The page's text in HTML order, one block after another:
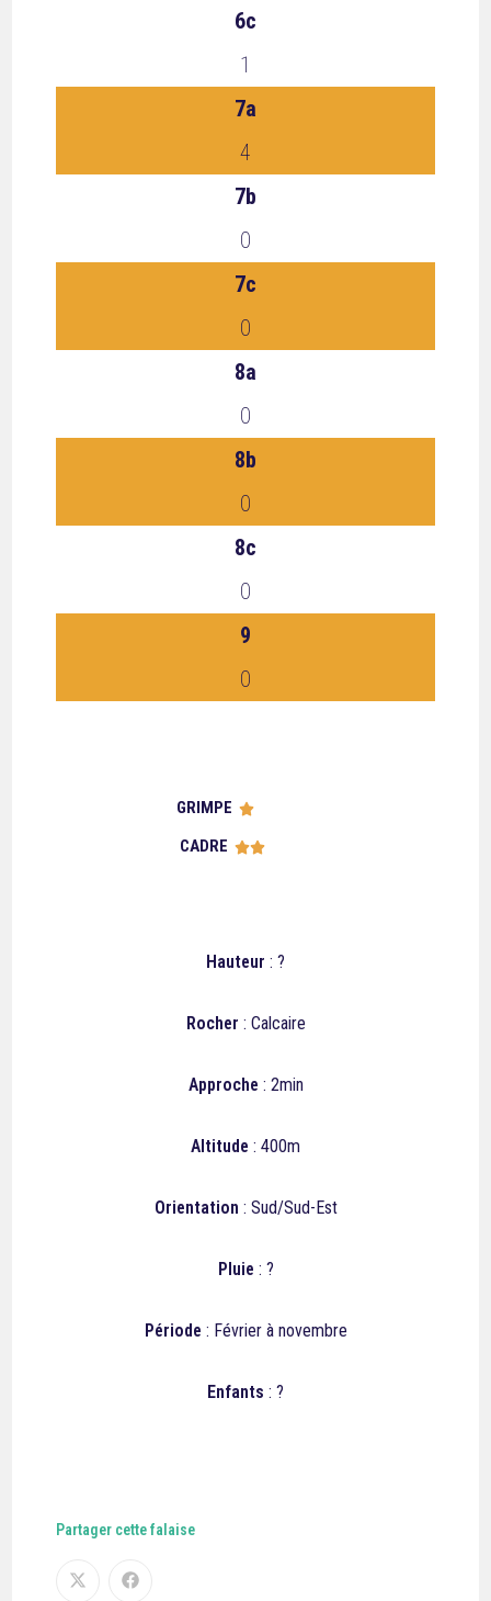
6c
1
7a
4
7b
0
7c
0
8a
0
8b
0
8c
0
9
0
GRIMPE 
CADRE 
Hauteur : ?
Rocher : Calcaire
Approche : 2min
Altitude : 400m
Orientation : Sud/Sud-Est​
Pluie : ?
Période : Février à novembre
Enfants : ?
Partager cette falaise